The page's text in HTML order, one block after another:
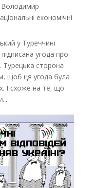
Володимир
економічні
у Туреччині
угода про
Турецька сторона
щоб ця угода була
І схоже на те, що